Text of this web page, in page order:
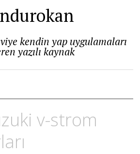
kendin yap uygulamaları
yazılı kaynak
v-strom